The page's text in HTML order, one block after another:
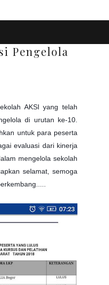
Pengelola
AKSI yang telah
di urutan ke-10.
untuk para peserta
evaluasi dari kinerja
mengelola sekolah
selamat, semoga